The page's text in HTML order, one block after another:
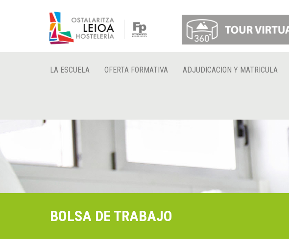
LA ESCUELA OFERTA FORMATIVA ADJUDICACION Y MATRICULA
BOLSA DE TRABAJO